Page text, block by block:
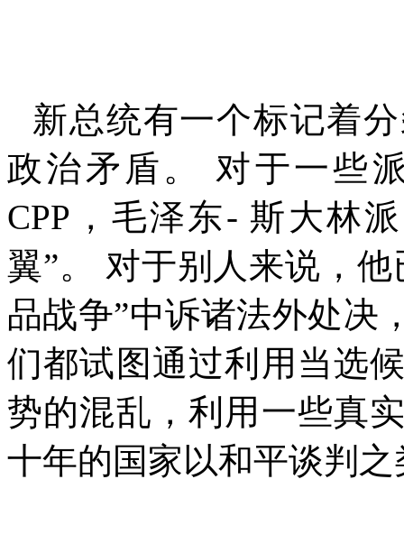
新总统有一个标记着
政治矛盾。 对于一些
CPP ，毛泽东- 斯大林
翼”。 对于别人来说，
品战争”中诉诸法外处决
们都试图通过利用当选
势的混乱，利用一些真
十年的国家以和平谈判